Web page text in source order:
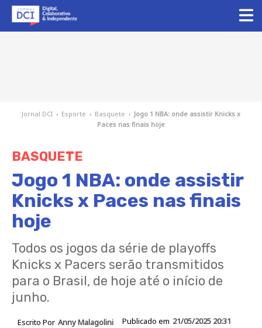
Jornal DCI › Esporte › Basquete › Jogo 1 NBA: onde assistir Knicks x
Paces nas finais hoje
BASQUETE
Jogo 1 NBA: onde assistir
Knicks x Paces nas finais
hoje
Todos os jogos da série de playoffs
Knicks x Pacers serão transmitidos
para o Brasil, de hoje até o início de
junho.
Escrito Por Anny Malagolini Publicado em 21/05/2025 20:31